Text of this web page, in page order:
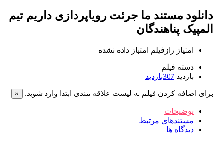
دانلود مستند ما جرئت رویاپردازی داریم تیم
المپیک پناهندگان
امتیاز رازفیلم امتیاز داده نشده
دسته فیلم
بازدید 307بازدید
برای اضافه کردن فیلم به لیست علاقه مندی ابتدا وارد شوید. ×
توضیحات
مستندهای مرتبط
دیدگاه ها